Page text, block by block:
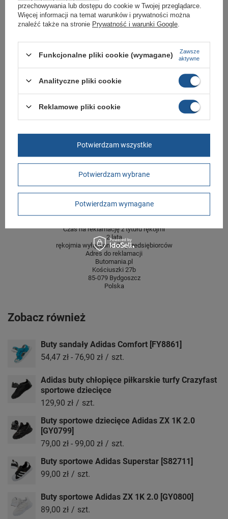
W ciągu 30 dni możesz dokonać zwrotu bądź wymiany towaru bez
podania przyczyny.
Gwarancja
Zapięcie sznurowane
Materiał zewnętrzny
centymetrach
Więcej
centymetrach
Więcej
Wysokość towaru w
12
Czas na reklamację z tytułu rękojmi
2 lata
rękojmia wyłączona dla przedsiębiorców
Adres do reklamacji
Butomania.pl
Kościuszki 27b
85-079 Bydgoszcz
Polska
Zobacz również
Buty sandały Adidas Comfort [FY8861]
54,47 zł - 76,90 zł / szt.
Adidas buty chłopięce piłkarskie turfy Crazyfast
sportowe dziecięce
129,90 zł / szt.
Buty sportowe dziecięce Adidas ZX 1K 2.0
[GY0799]
79,00 zł - 99,00 zł / szt.
Buty sportowe Adidas Superstar [S82711]
99,00 zł / szt.
Buty sportowe Adidas ZX 1K 2.0 [GY0800]
89,00 zł / szt.
przechowywania lub dostępu do cookie w Twojej przeglądarce.
Więcej informacji na temat warunków i prywatności można
znaleźć także na stronie Prywatność i warunki Google
Funkcjonalne pliki cookie (wymagane)
Zawsze
aktywne
Analityczne pliki cookie
Reklamowe pliki cookie
Potwierdzam wybrane
Potwierdzam wymagane
Potwierdzam wszystkie